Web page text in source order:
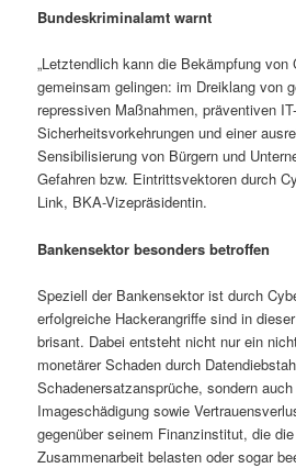
Bundeskriminalamt warnt
„Letztendlich kann die Bekämpfung von
gemeinsam gelingen: im Dreiklang von
repressiven Maßnahmen, präventiven IT-
Sicherheitsvorkehrungen und einer
Sensibilisierung von Bürgern und
Gefahren bzw. Eintrittsvektoren durch
Link, BKA-Vizepräsidentin.
Bankensektor besonders betroffen
Speziell der Bankensektor ist durch
erfolgreiche Hackerangriffe sind in
brisant. Dabei entsteht nicht nur ein
monetärer Schaden durch
Schadenersatzansprüche, sondern
Imageschädigung sowie
gegenüber seinem Finanzinstitut, die
Zusammenarbeit belasten oder sogar